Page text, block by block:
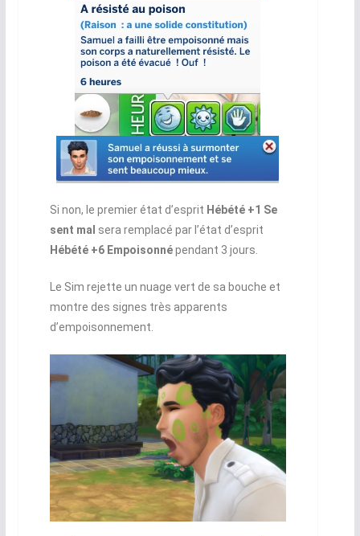
Si non, le premier état d’esprit Hébété +1 Se
sent mal sera remplacé par l’état d’esprit
Hébété +6 Empoisonnépendant 3 jours.
Le Sim rejette un nuage vert de sa bouche et
montre des signes très apparents
d’empoisonnement.